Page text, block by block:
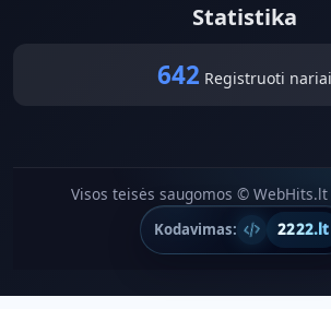
Statistika
642 Registruoti nariai
Visos teisės saugomos © WebHits.lt
Kodavimas: 2222.lt